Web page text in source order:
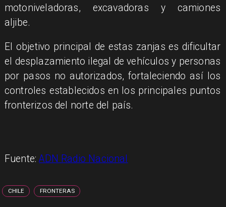
motoniveladoras, excavadoras y camiones
aljibe.
El objetivo principal de estas zanjas es dificultar
el desplazamiento ilegal de vehículos y personas
por pasos no autorizados, fortaleciendo así los
controles establecidos en los principales puntos
fronterizos del norte del país.
Fuente:ADN Radio Nacional
CHILE FRONTERAS